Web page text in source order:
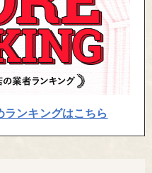
ランキングはこちら